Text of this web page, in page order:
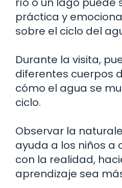
práctica y
sobre el ciclo del
Durante la visita,
diferentes cuerpos
cómo el agua se
ciclo.
Observar la
ayuda a los niños a
con la realidad,
aprendizaje sea